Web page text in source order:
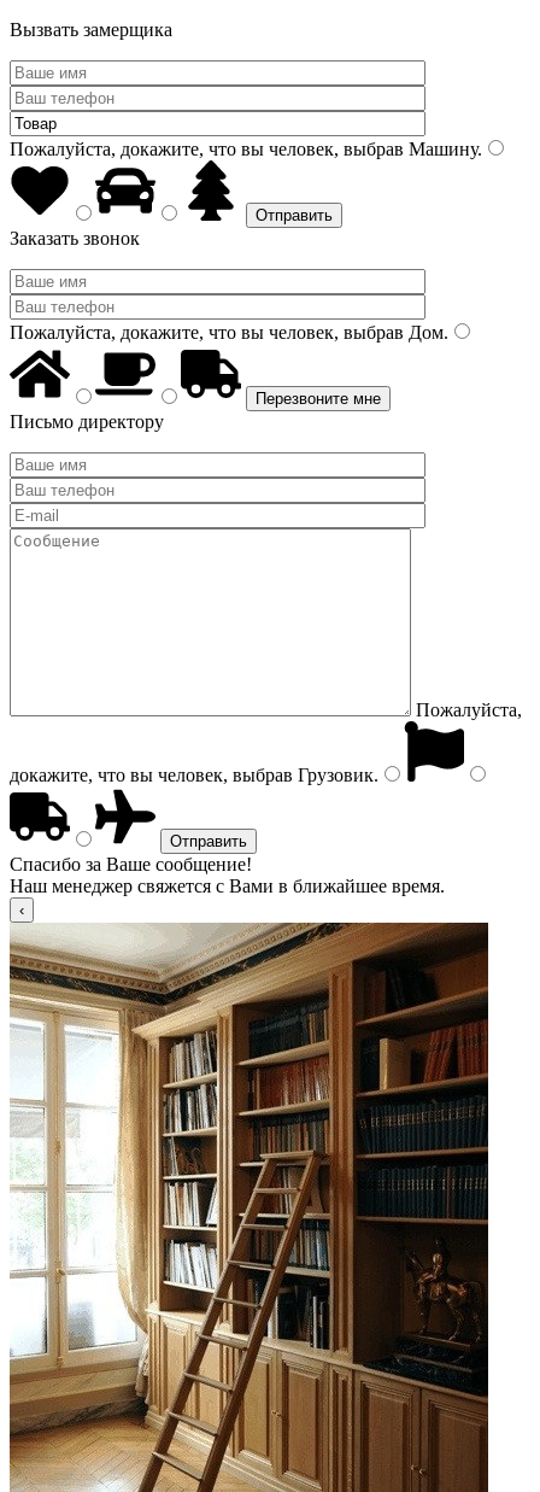
Вызвать замерщика
Пожалуйста, докажите, что вы человек, выбрав Машину.
Заказать звонок
Пожалуйста, докажите, что вы человек, выбрав Дом.
Письмо директору
Пожалуйста,
докажите, что вы человек, выбрав Грузовик.
Спасибо за Ваше сообщение!
Наш менеджер свяжется с Вами в ближайшее время.